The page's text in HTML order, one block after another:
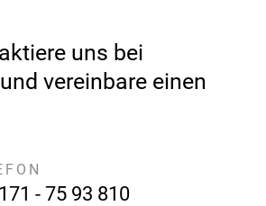
uns bei
vereinbare einen
- 75 93 810